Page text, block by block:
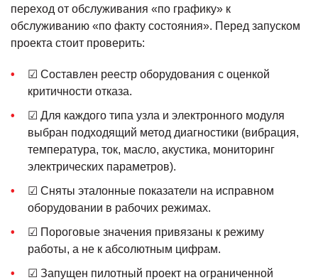
переход от обслуживания «по графику» к
обслуживанию «по факту состояния». Перед запуском
проекта стоит проверить:
☑ Составлен реестр оборудования с оценкой
критичности отказа.
☑ Для каждого типа узла и электронного модуля
выбран подходящий метод диагностики (вибрация,
температура, ток, масло, акустика, мониторинг
электрических параметров).
☑ Сняты эталонные показатели на исправном
оборудовании в рабочих режимах.
☑ Пороговые значения привязаны к режиму
работы, а не к абсолютным цифрам.
☑ Запущен пилотный проект на ограниченной